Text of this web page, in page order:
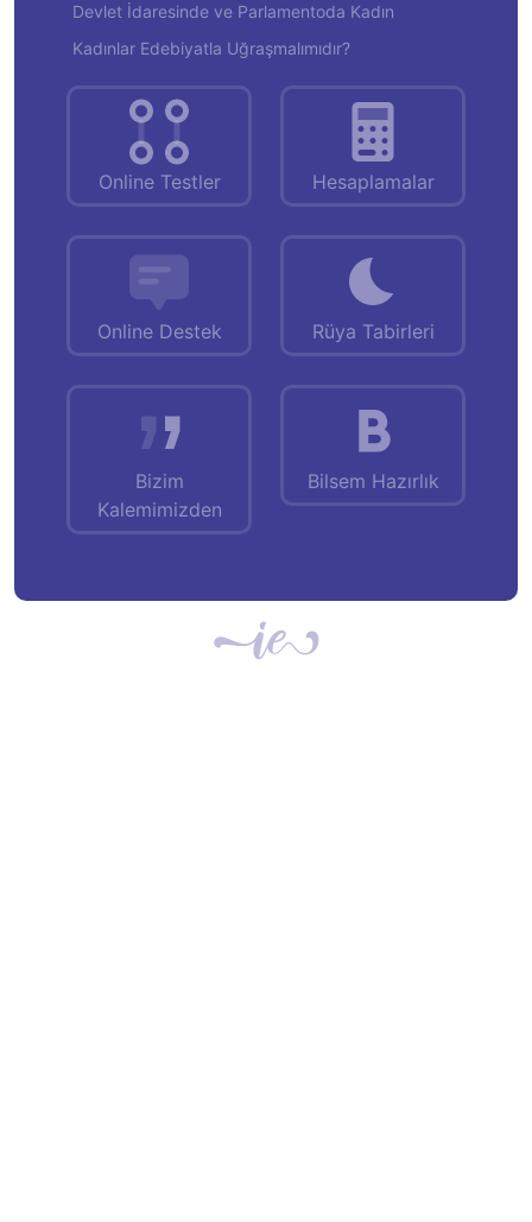
Devlet İdaresinde ve Parlamentoda Kadın
Kadınlar Edebiyatla Uğraşmalımıdır?
Online Testler Hesaplamalar
Online Destek Rüya Tabirleri
Bizim
Kalemimizden
Bilsem Hazırlık